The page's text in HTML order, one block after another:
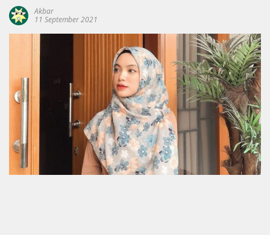
Akbar
11 September 2021